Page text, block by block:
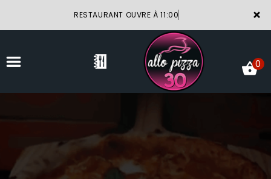
×
RESTAURANT OUVRE À 11:00
LA CARTE
0